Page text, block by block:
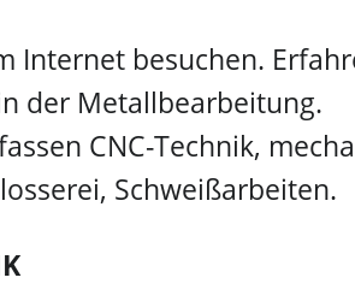
Internet besuchen.
der Metallbearbeitung.
CNC-Technik,
Schweißarbeiten.